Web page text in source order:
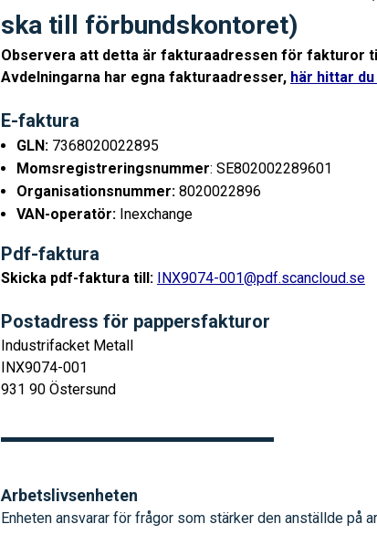
ska till förbundskontoret)
Observera att detta är fakturaadressen för fakturor
Avdelningarna har egna fakturaadresser, här hittar du
E-faktura
GLN:7368020022895
Momsregistreringsnummer: SE802002289601
Organisationsnummer:8020022896
VAN-operatör:Inexchange
Pdf-faktura
Skicka pdf-faktura till: INX9074-001@pdf.scancloud.se
Postadress för pappersfakturor
Industrifacket Metall
INX9074-001
931 90 Östersund
Arbetslivsenheten
Enheten ansvarar för frågor som stärker den anställde på